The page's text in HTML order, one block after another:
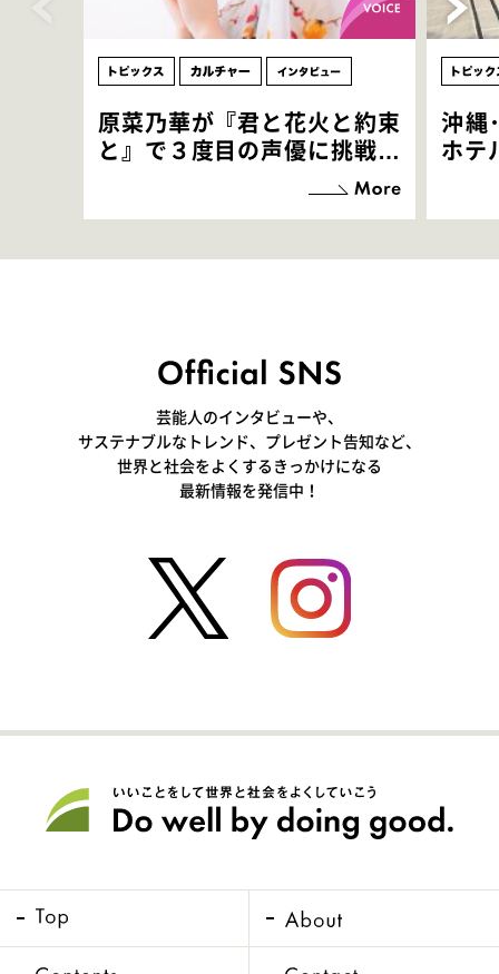
原菜乃華が『君と花火と約束
と』で３度目の声優に挑戦！
「お邪魔させてもらっている
感覚ですが､お芝居に没頭で
沖縄
ホテ
芸能人のインタビューや、
サステナブルなトレンド、プレゼント告知など、
世界と社会をよくするきっかけになる
最新情報を発信中！